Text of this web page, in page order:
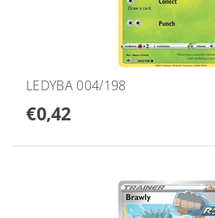
LEDYBA 004/198
€0,42